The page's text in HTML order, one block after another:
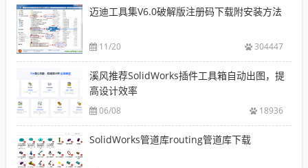
迈迪工具集V6.0破解版注册码下载附安装方法
11/20 304447
溪风推荐SolidWorks插件工具箱自动出图，提
高设计效率
06/08 18936
SolidWorks管道库routing管道库下载